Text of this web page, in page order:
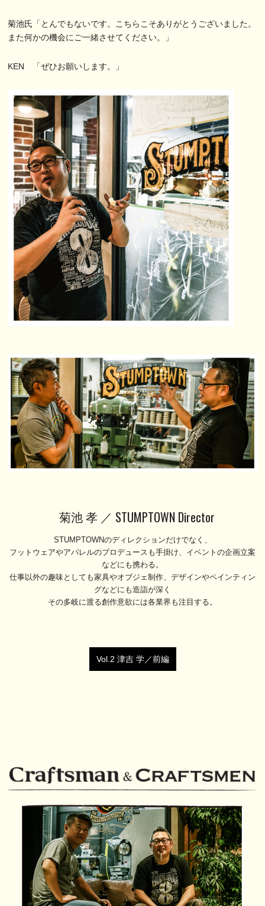
菊池氏「とんでもないです。こちらこそありがとうございました。
また何かの機会にご一緒させてください。」
KEN 「ぜひお願いします。」
菊池 孝 ／ STUMPTOWN Director
STUMPTOWNのディレクションだけでなく、
フットウェアやアパレルのプロデュースも手掛け、イベントの企画立案
などにも携わる。
仕事以外の趣味としても家具やオブジェ制作、デザインやペインティン
グなどにも造詣が深く
その多岐に渡る創作意欲には各業界も注目する。
Vol.2 津吉 学／前編